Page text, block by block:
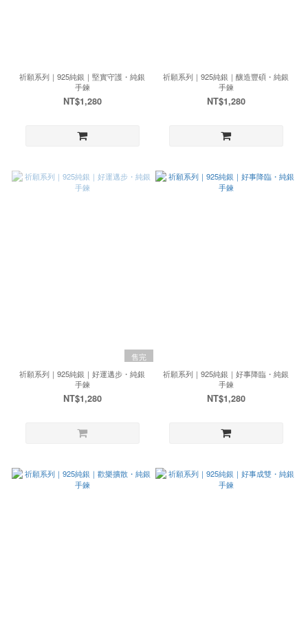
祈願系列｜925純銀｜堅實守護・純銀
手鍊
NT$1,280
祈願系列｜925純銀｜釀造豐碩・純銀
手鍊
NT$1,280
售完
祈願系列｜925純銀｜好運邁步・純銀
手鍊
NT$1,280
祈願系列｜925純銀｜好事降臨・純銀
手鍊
NT$1,280